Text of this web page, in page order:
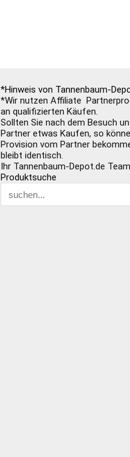
*Hinweis von Tannenbaum-
*Wir nutzen Affiliate
an qualifizierten Käufen.
Sollten Sie nach dem Besuch
Partner etwas Kaufen, so
Provision vom Partner
bleibt identisch.
Ihr Tannenbaum-Depot.de Team
Produktsuche